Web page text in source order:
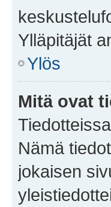
Ylläpitäjät
Ylös
Mitä ovat
Nämä
jokaisen